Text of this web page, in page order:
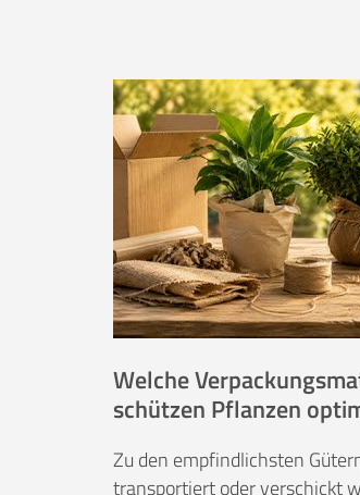
Welche
schützen Pflanzen
Zu den empfindlichsten
transportiert oder verschickt